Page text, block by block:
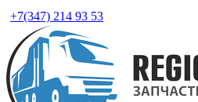
+7(347) 214 93 53